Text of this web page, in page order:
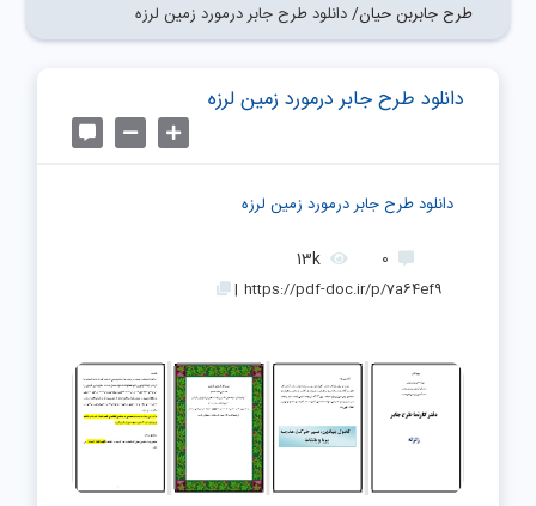
طرح جابربن حیان/ دانلود طرح جابر درمورد زمین لرزه
دانلود طرح جابر درمورد زمین لرزه
دانلود طرح جابر درمورد زمین لرزه
0
13k
https://pdf-doc.ir/p/7a64ef9
|